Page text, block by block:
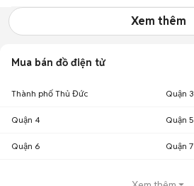
Xem thêm
Mua bán đồ điện tử
Thành phố Thủ Đức Quận 3
Quận 4 Quận 5
Quận 6 Quận 7